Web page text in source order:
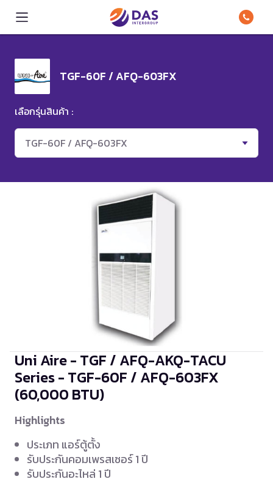
TGF-60F / AFQ-603FX
เลือกรุ่นสินค้า :
TGF-60F / AFQ-603FX
Uni Aire - TGF / AFQ-AKQ-TACU
Series - TGF-60F / AFQ-603FX
(60,000 BTU)
Highlights
ประเภท แอร์ตู้ตั้ง
รับประกันคอมเพรสเซอร์ 1 ปี
รับประกันอะไหล่ 1 ปี